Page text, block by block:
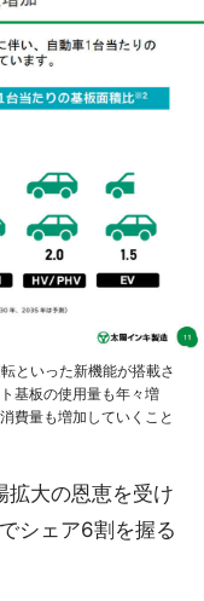
といった新機能が搭載さ
基板の使用量も年々増
費量も増加していくこと
拡大の恩恵を受け
シェア6割を握る